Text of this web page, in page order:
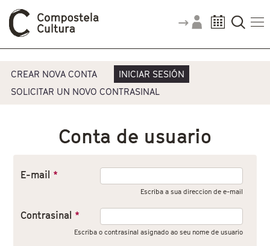
Pestanas principais
CREAR NOVA CONTA
INICIAR SESIÓN
SOLICITAR UN NOVO CONTRASINAL
Conta de usuario
E-mail *
Escriba a sua direccion de e-mail
Contrasinal *
Escriba o contrasinal asignado ao seu nome de usuario